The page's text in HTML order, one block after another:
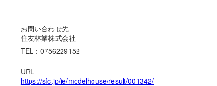
お問い合わせ先
住友林業株式会社
TEL：0756229152
URL
https://sfc.jp/ie/modelhouse/result/001342/